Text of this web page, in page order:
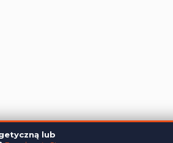
lub
które tu wpisujesz będziemy My, czyli: KPR
w celu marketingu bezpośredniego